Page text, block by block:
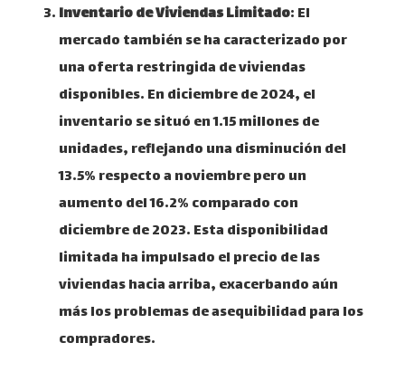
Inventario de Viviendas Limitado: El
mercado también se ha caracterizado por
una oferta restringida de viviendas
disponibles. En diciembre de 2024, el
inventario se situó en 1.15 millones de
unidades, reflejando una disminución del
13.5% respecto a noviembre pero un
aumento del 16.2% comparado con
diciembre de 2023. Esta disponibilidad
limitada ha impulsado el precio de las
viviendas hacia arriba, exacerbando aún
más los problemas de asequibilidad para los
compradores.